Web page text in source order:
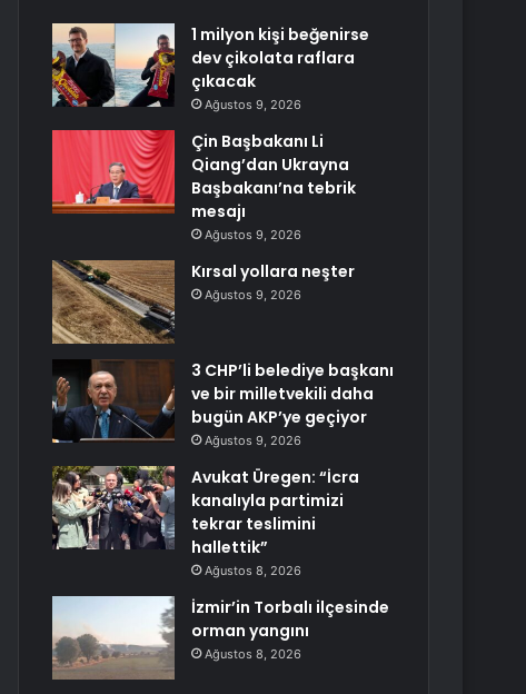
1 milyon kişi beğenirse
dev çikolata raflara
çıkacak
Ağustos 9, 2026
Çin Başbakanı Li
Qiang’dan Ukrayna
Başbakanı’na tebrik
mesajı
Ağustos 9, 2026
Kırsal yollara neşter
Ağustos 9, 2026
3 CHP’li belediye başkanı
ve bir milletvekili daha
bugün AKP’ye geçiyor
Ağustos 9, 2026
Avukat Üregen: “İcra
kanalıyla partimizi
tekrar teslimini
hallettik”
Ağustos 8, 2026
İzmir’in Torbalı ilçesinde
orman yangını
Ağustos 8, 2026